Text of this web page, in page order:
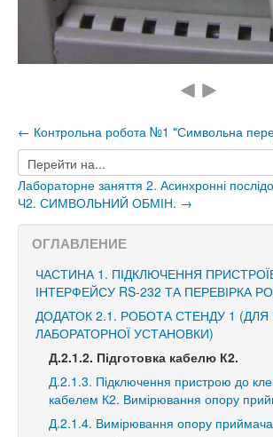
← Контрольна робота №1 "Символьна
Перейти
на...
Лабораторне заняття 2. Асинхронні
Ч2. СИМВОЛЬНИЙ ОБМІН. →
ОГЛАВЛЕНИЕ
ЧАСТИНА 1. ПІДКЛЮЧЕННЯ
ІНТЕРФЕЙСУ RS-232 ТА ПЕРЕВІРКА
ДОДАТОК 2.1. РОБОТА СТЕНДУ 1 (ДЛЯ
ЛАБОРАТОРНОЇ УСТАНОВКИ)
Д.2.1.2. Підготовка кабелю К2.
Д.2.1.3. Підключення пристрою до
кабелем К2. Вимірювання опору
Д.2.1.4. Вимірювання опору